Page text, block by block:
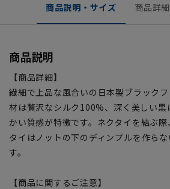
商品説明・サイズ 商品詳細
商品説明
【商品詳細】
繊細で上品な風合いの日本製ブラック
材は贅沢なシルク100%、深く美しい黒
かい質感が特徴です。ネクタイを結ぶ
タイはノットの下のディンプルを作ら
す。
【商品に関するご注意】